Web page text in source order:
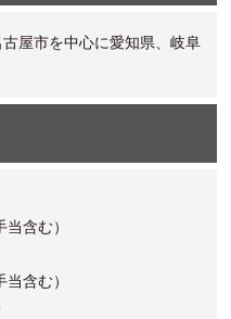
屋市を中心に愛知県、岐阜
含む）
含む）